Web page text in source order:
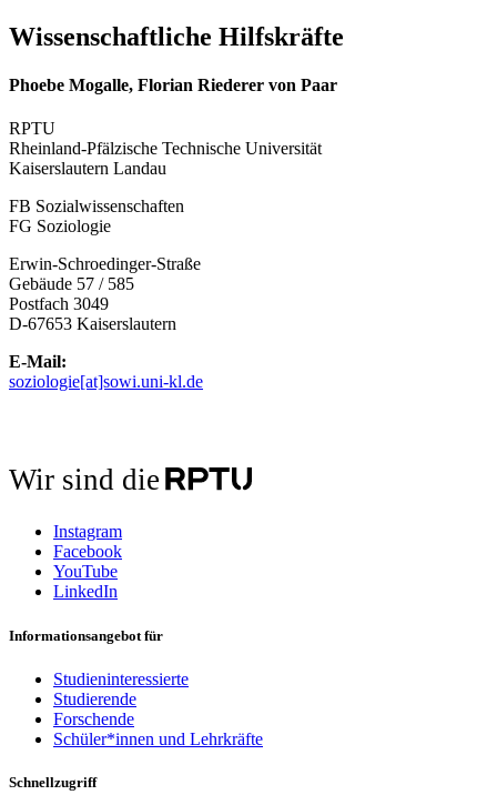
Wissenschaftliche Hilfskräfte
Phoebe Mogalle, Florian Riederer von Paar
RPTU
Rheinland-Pfälzische Technische Universität
Kaiserslautern Landau
FB Sozialwissenschaften
FG Soziologie
Erwin-Schroedinger-Straße
Gebäude 57 / 585
Postfach 3049
D-67653 Kaiserslautern
E-Mail:
soziologie[at]sowi.uni-kl.de
Wir sind die
Instagram
Facebook
YouTube
LinkedIn
Informationsangebot für
Studieninteressierte
Studierende
Forschende
Schüler*innen und Lehrkräfte
Schnellzugriff